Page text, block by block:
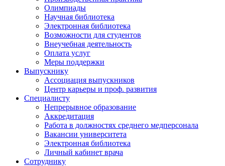
Олимпиады
Научная библиотека
Электронная библиотека
Возможности для студентов
Внеучебная деятельность
Оплата услуг
Меры поддержки
Выпускнику
Ассоциация выпускников
Центр карьеры и проф. развития
Специалисту
Непрерывное образование
Аккредитация
Работа в должностях среднего медперсонала
Вакансии университета
Электронная библиотека
Личный кабинет врача
Сотруднику